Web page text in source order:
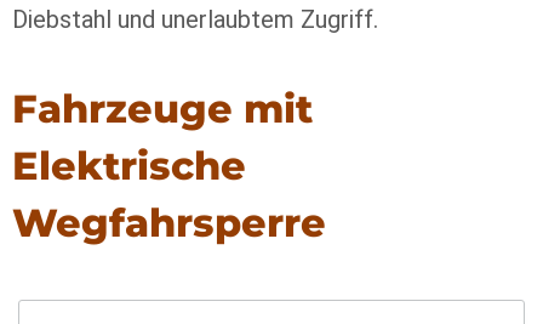
Diebstahl und unerlaubtem Zugriff.
Fahrzeuge mit
Elektrische
Wegfahrsperre